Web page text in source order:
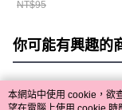
NT$95
你可能有興趣的
熱門標籤
本網站中使用 cookie，欲